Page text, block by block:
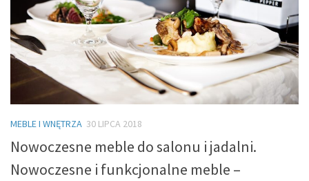
MEBLE I WNĘTRZA 30 LIPCA 2018
Nowoczesne meble do salonu i jadalni.
Nowoczesne i funkcjonalne meble –